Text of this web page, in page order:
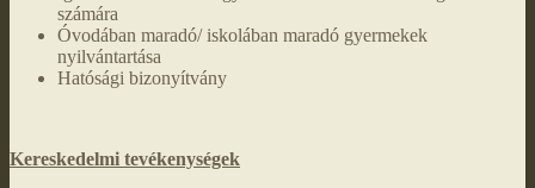
számára
Óvodában maradó/ iskolában maradó gyermekek
nyilvántartása
Hatósági bizonyítvány
Kereskedelmi tevékenységek